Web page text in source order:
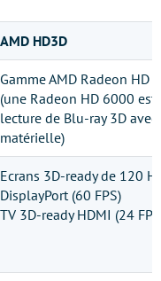
AMD HD3D
Gamme AMD Radeon HD
(une Radeon HD 6000
lecture de Blu-ray 3D
matérielle)
Ecrans 3D-ready de 120
DisplayPort (60 FPS)
TV 3D-ready HDMI (24